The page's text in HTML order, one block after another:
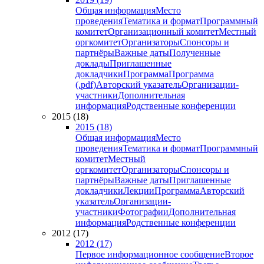
Общая информацияМесто
проведенияТематика и форматПрограммный
комитетОрганизационный комитетМестный
оргкомитетОрганизаторыСпонсоры и
партнёрыВажные датыПолученные
докладыПриглашенные
докладчикиПрограммаПрограмма
(.pdf)Авторский указательОрганизации-
участникиДополнительная
информацияРодственные конференции
2015 (18)
2015 (18)
Общая информацияМесто
проведенияТематика и форматПрограммный
комитетМестный
оргкомитетОрганизаторыСпонсоры и
партнёрыВажные датыПриглашенные
докладчикиЛекцииПрограммаАвторский
указательОрганизации-
участникиФотографииДополнительная
информацияРодственные конференции
2012 (17)
2012 (17)
Первое информационное сообщениеВторое